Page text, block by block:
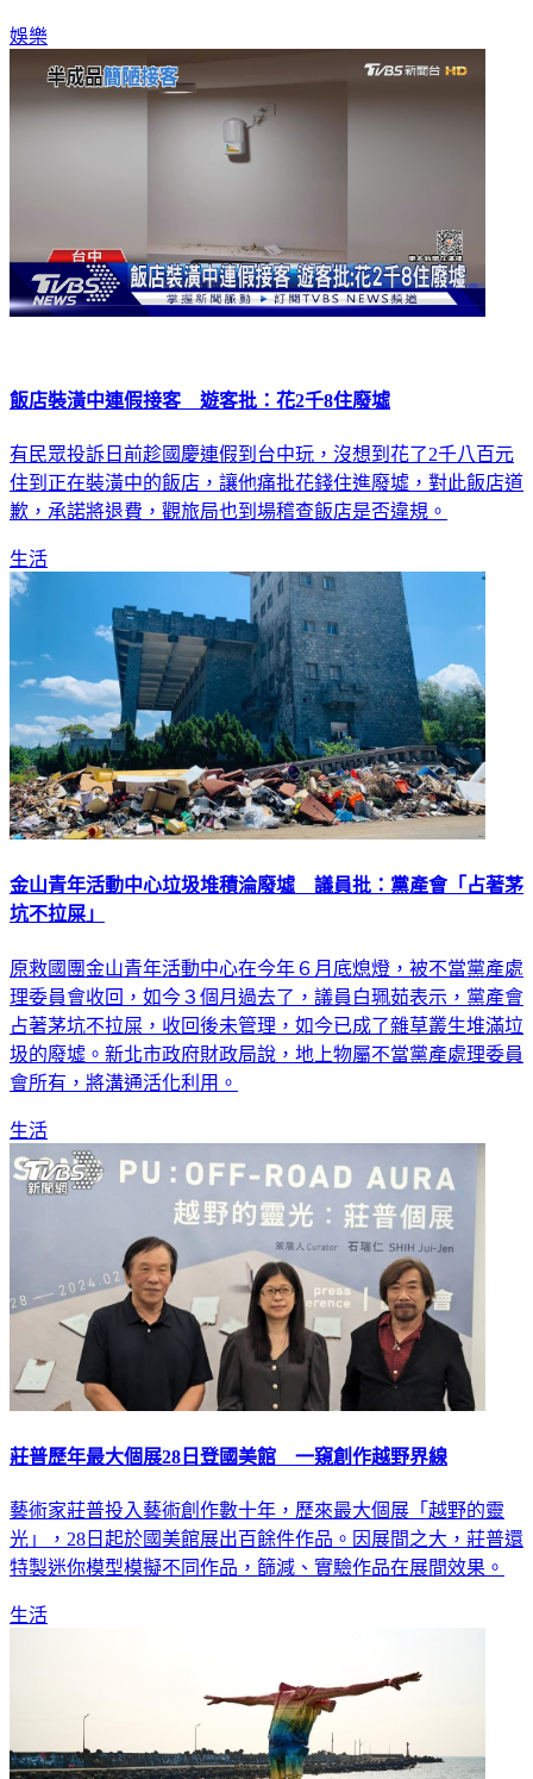
娛樂
飯店裝潢中連假接客 遊客批：花2千8住廢墟
有民眾投訴日前趁國慶連假到台中玩，沒想到花了2千八百元
住到正在裝潢中的飯店，讓他痛批花錢住進廢墟，對此飯店道
歉，承諾將退費，觀旅局也到場稽查飯店是否違規。
生活
金山青年活動中心垃圾堆積淪廢墟 議員批：黨產會「占著茅
坑不拉屎」
原救國團金山青年活動中心在今年６月底熄燈，被不當黨產處
理委員會收回，如今３個月過去了，議員白珮茹表示，黨產會
占著茅坑不拉屎，收回後未管理，如今已成了雜草叢生堆滿垃
圾的廢墟。新北市政府財政局說，地上物屬不當黨產處理委員
會所有，將溝通活化利用。
生活
莊普歷年最大個展28日登國美館 一窺創作越野界線
藝術家莊普投入藝術創作數十年，歷來最大個展「越野的靈
光」，28日起於國美館展出百餘件作品。因展間之大，莊普還
特製迷你模型模擬不同作品，篩減、實驗作品在展間效果。
生活